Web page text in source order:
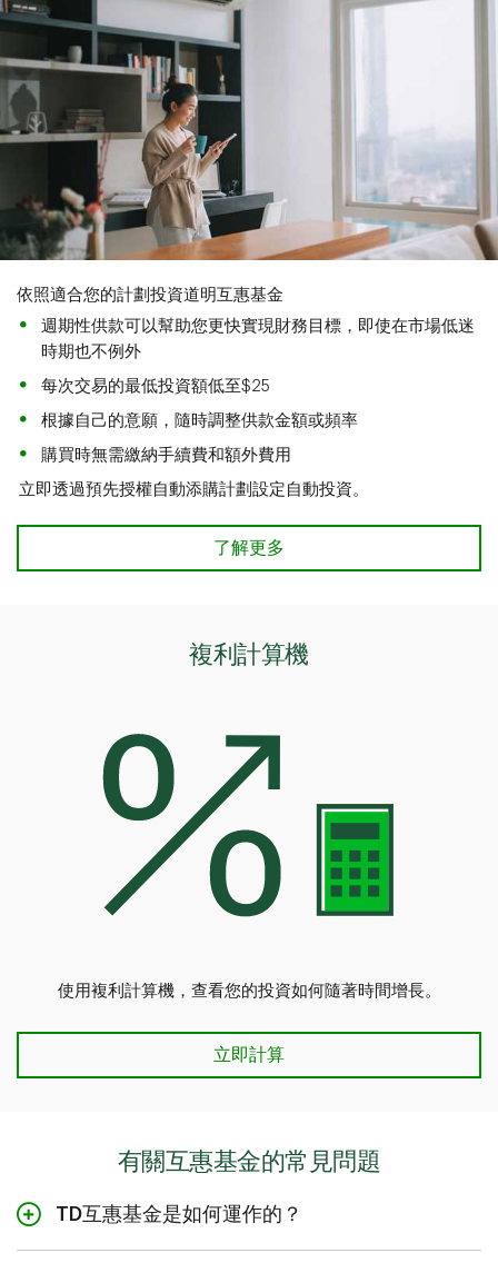
依照適合您的計劃投資道明互惠基金
週期性供款可以幫助您更快實現財務目標，即使在市場低迷
時期也不例外
每次交易的最低投資額低至$25
根據自己的意願，隨時調整供款金額或頻率
購買時無需繳納手續費和額外費用
立即透過預先授權自動添購計劃設定自動投資。
了解更多
複利計算機
使用複利計算機，查看您的投資如何隨著時間增長。
立即計算
有關互惠基金的常見問題
TD互惠基金是如何運作的？
TD互惠基金將來自眾多個人投資者的資金匯集在一起，用